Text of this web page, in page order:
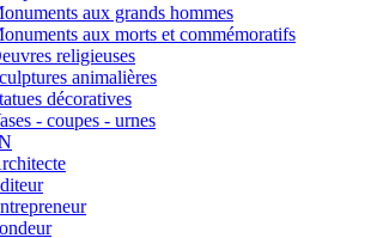
aux grands hommes
aux morts et commémoratifs
religieuses
animalières
décoratives
- coupes - urnes